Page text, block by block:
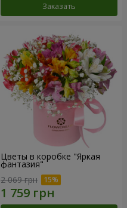
Заказать
Цветы в коробке "Яркая
фантазия"
2 069 грн